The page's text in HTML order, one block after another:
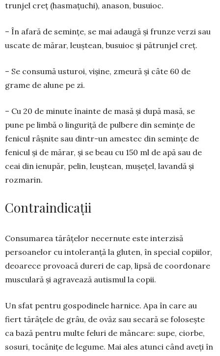
trunjel creţ (hasmațuchi), ana­son, bu­suioc.
– În afară de seminţe, se mai adaugă şi frun­ze verzi sau
uscate de mărar, leuş­tean, busuioc şi pătrun­jel creţ.
– Se con­su­mă usturoi, vişine, zmeu­ră şi câte 60 de
grame de alune pe zi.
– Cu 20 de minute îna­inte de masă şi după masă, se
pune pe lim­bă o linguriţă de pulbere din se­minţe de
fenicul râşnite sau dintr-un amestec din seminţe de
fenicul şi de mărar, şi se beau cu 150 ml de apă sau de
ceai din ienupăr, pelin, leuş­tean, muşeţel, lavandă şi
rozmarin.
Contraindicații
Consumarea tărâţelor necer­nute este inter­zisă
persoanelor cu intole­ranţă la gluten, în spe­cial copiilor,
deoarece provoacă dureri de cap, lip­să de coordonare
mus­culară şi agra­vează autis­mul la copii.
Un sfat pentru gospodinele har­nice. Apa în care au
fiert tărâ­ţele de grâu, de ovăz sau secară se foloseşte
ca bază pentru multe feluri de mân­care: supe, ciorbe,
sosuri, tocăniţe de legume. Mai ales atunci când aveţi în